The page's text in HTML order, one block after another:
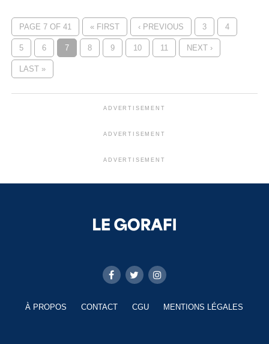
PAGE 7 OF 41 « FIRST ‹ PREVIOUS 3 4
5 6 7 8 9 10 11 NEXT ›
LAST »
ADVERTISEMENT
ADVERTISEMENT
ADVERTISEMENT
À PROPOS CONTACT CGU MENTIONS LÉGALES